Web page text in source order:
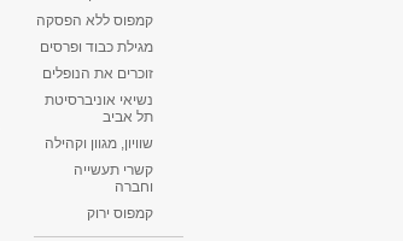
קמפוס ללא הפסקה
מגילת כבוד ופרסים
זוכרים את הנופלים
נשיאי אוניברסיטת
תל אביב
שוויון, מגוון וקהילה
קשרי תעשייה
וחברה
קמפוס ירוק